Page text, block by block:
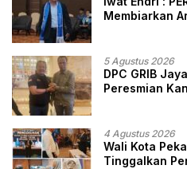
Membiarkan
5 Agustus 2026
DPC GRIB
Peresmian
4 Agustus 2026
Wali Kota
Tinggalkan